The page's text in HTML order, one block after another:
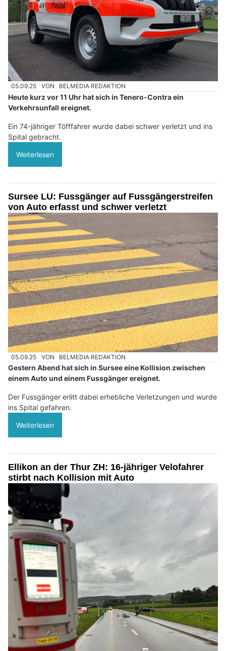
05.09.25 VON BELMEDIA REDAKTION
Heute kurz vor 11 Uhr hat sich in Tenero-Contra ein
Verkehrsunfall ereignet.
Ein 74-jähriger Töfffahrer wurde dabei schwer verletzt und ins
Spital gebracht.
Weiterlesen
Sursee LU: Fussgänger auf Fussgängerstreifen
von Auto erfasst und schwer verletzt
05.09.25 VON BELMEDIA REDAKTION
Gestern Abend hat sich in Sursee eine Kollision zwischen
einem Auto und einem Fussgänger ereignet.
Der Fussgänger erlitt dabei erhebliche Verletzungen und wurde
ins Spital gefahren.
Weiterlesen
Ellikon an der Thur ZH: 16-jähriger Velofahrer
stirbt nach Kollision mit Auto